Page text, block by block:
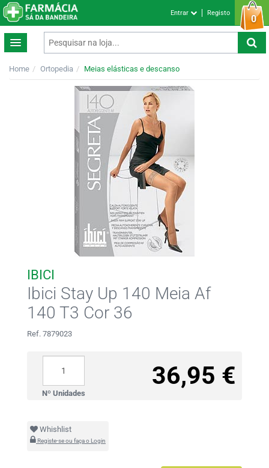
0
Entrar Registo
Home Ortopedia Meias elásticas e descanso
IBICI
Ibici Stay Up 140 Meia Af
140 T3 Cor 36
Ref. 7879023
36,95 €
Nº Unidades
Whishlist
Registe-se ou faça o Login